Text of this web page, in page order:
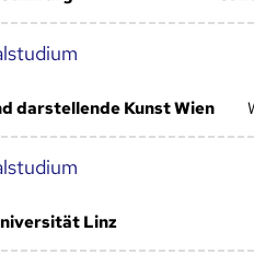
darstellende Kunst Wien
Linz